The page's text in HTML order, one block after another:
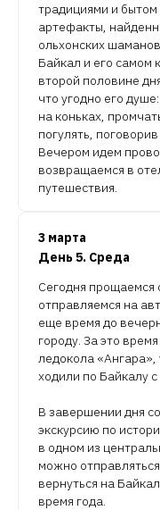
традициями и
артефакты,
ольхонских
Байкал и его самом
второй половине
что угодно его
на коньках,
погулять,
Вечером идем
возвращаемся в
путешествия.
3 марта
День 5. Среда
Сегодня прощаемся
отправляемся на
еще время до
городу. За это
ледокола
ходили по Байкалу с
В завершении дня
экскурсию по
в одном из
можно
вернуться на
время года.